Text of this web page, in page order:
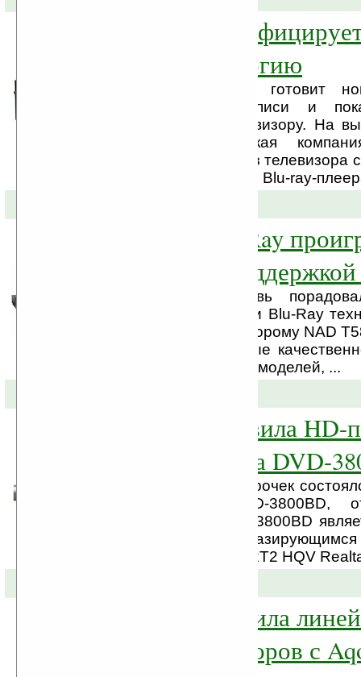
Panasonic
Blu-ray-технологию
Компания Panasonic готовит
технологию для записи и
изображения по телевизору. На
Japan 2008 японская
систему, состоящую из
плазменной панелью и Blu-ray-
Шустрый Blu-Ray
NAD T587 с
Компания NAD вновь
разработкой в области Blu-Ray
раз это плеер, имя которому NAD
спецификаций, которые
среди конкурирующих моделей, ...
Denon представила HD-
премиум-класса DVD-
После нескольких отсрочек
плеера Denon DVD-3800BD,
премиум-классу. DVD-3800BD
плеером в мире,
чипсете Silicon Optix sxT2 HQV
Sharp представила
в мире телевизоров с